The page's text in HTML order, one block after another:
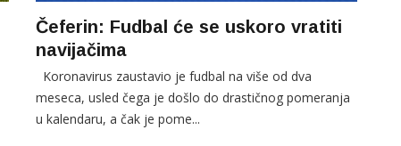
Čeferin: Fudbal će se uskoro vratiti
navijačima
Koronavirus zaustavio je fudbal na više od dva
meseca, usled čega je došlo do drastičnog pomeranja
u kalendaru, a čak je pome...